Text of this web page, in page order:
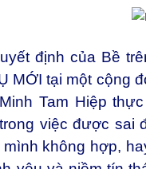
định của Bề
MỚI tại một cộng
Tam Hiệp
việc được sai
không hợp,